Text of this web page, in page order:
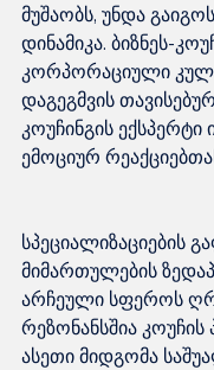
მუშაობს, უნდა
დინამიკა. ბიზნეს-
კორპორაციული
დაგეგმვის
კოუჩინგის ექსპერტი
სპეციალიზაციების
მიმართულების
არჩეული სფეროს
რეზონანსშია
ასეთი მიდგომა